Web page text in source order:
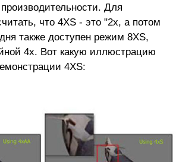
Для
что 4XS - это "2x, а потом
также доступен режим 8XS,
4x. Вот какую иллюстрацию
4XS: